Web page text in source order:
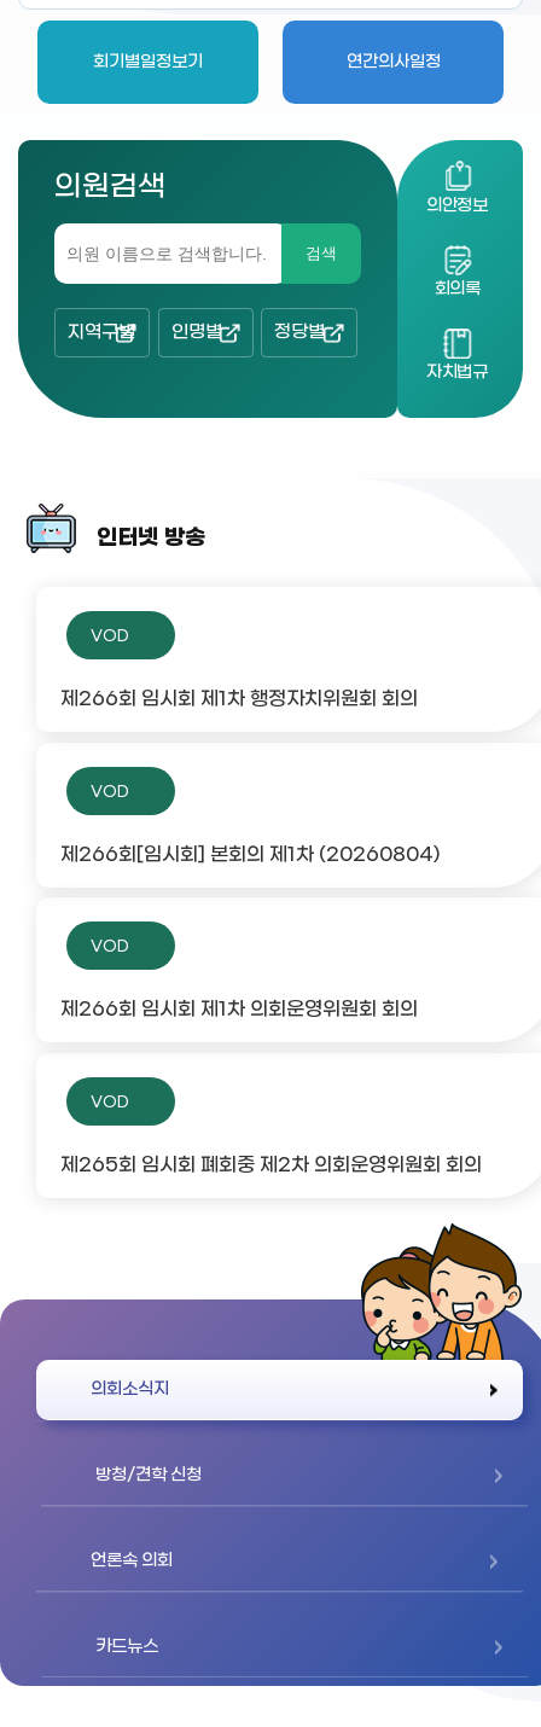
회기별일정보기 연간의사일정
의원검색
검색
지역구별 인명별 정당별
의안정보
회의록
자치법규
인터넷 방송
VOD
제266회 임시회 제1차 행정자치위원회 회의
VOD
제266회[임시회] 본회의 제1차 (20260804)
VOD
제266회 임시회 제1차 의회운영위원회 회의
VOD
제265회 임시회 폐회중 제2차 의회운영위원회 회의
의회소식지
방청/견학 신청
언론속 의회
카드뉴스